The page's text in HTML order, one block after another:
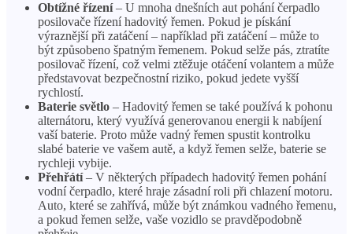
Obtížné řízení– U mnoha dnešních aut pohání čerpadlo
posilovače řízení hadovitý řemen. Pokud je pískání
výraznější při zatáčení – například při zatáčení – může to
být způsobeno špatným řemenem. Pokud selže pás, ztratíte
posilovač řízení, což velmi ztěžuje otáčení volantem a může
představovat bezpečnostní riziko, pokud jedete vyšší
rychlostí.
Baterie světlo – Hadovitý řemen se také používá k pohonu
alternátoru, který využívá generovanou energii k nabíjení
vaší baterie. Proto může vadný řemen spustit kontrolku
slabé baterie ve vašem autě, a když řemen selže, baterie se
rychleji vybije.
Přehřátí– V některých případech hadovitý řemen pohání
vodní čerpadlo, které hraje zásadní roli při chlazení motoru.
Auto, které se zahřívá, může být známkou vadného řemenu,
a pokud řemen selže, vaše vozidlo se pravděpodobně